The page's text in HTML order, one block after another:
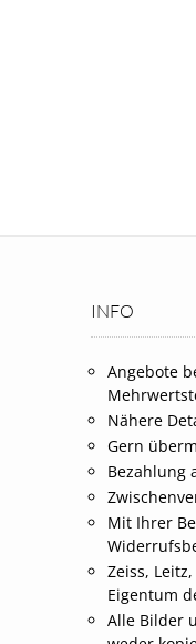
INFO
Angebote
Nähere
Gern
Bezahlung
Mit Ihrer
Zeiss,
Eigentum
Alle Bilder